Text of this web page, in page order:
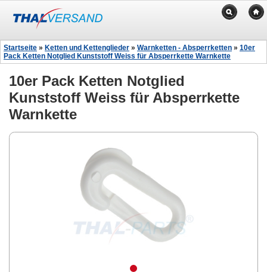
Startseite » Ketten und Kettenglieder » Warnketten - Absperrketten » 10er
Pack Ketten Notglied Kunststoff Weiss für Absperrkette Warnkette
10er Pack Ketten Notglied
Kunststoff Weiss für Absperrkette
Warnkette